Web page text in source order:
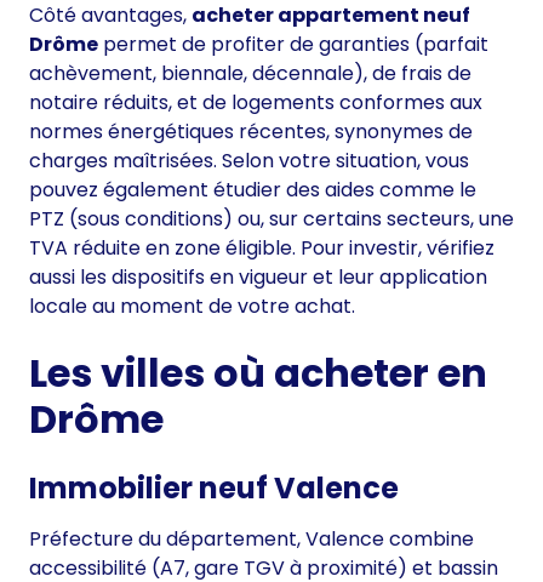
Côté avantages, acheter appartement neuf
Drôme permet de profiter de garanties (parfait
achèvement, biennale, décennale), de frais de
notaire réduits, et de logements conformes aux
normes énergétiques récentes, synonymes de
charges maîtrisées. Selon votre situation, vous
pouvez également étudier des aides comme le
PTZ (sous conditions) ou, sur certains secteurs, une
TVA réduite en zone éligible. Pour investir, vérifiez
aussi les dispositifs en vigueur et leur application
locale au moment de votre achat.
Les villes où acheter en
Drôme
Immobilier neuf Valence
Préfecture du département, Valence combine
accessibilité (A7, gare TGV à proximité) et bassin